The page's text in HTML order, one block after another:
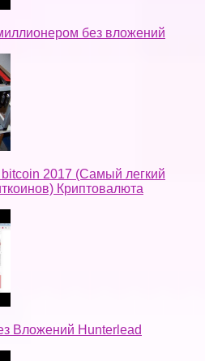
без вложений
bitcoin 2017 (Самый легкий
Криптовалюта
Вложений Hunterlead